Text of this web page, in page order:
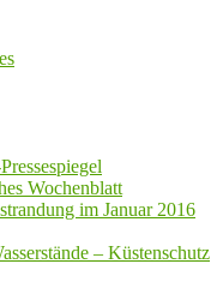
Wochenblatt
im Januar 2016
– Küstenschutz